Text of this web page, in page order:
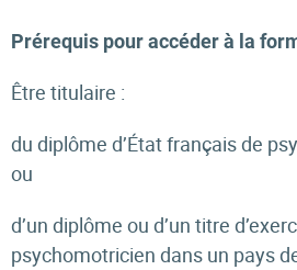
Prérequis pour accéder à la
Être titulaire :
du diplôme d’État français de
ou
d’un diplôme ou d’un titre
psychomotricien dans un pays